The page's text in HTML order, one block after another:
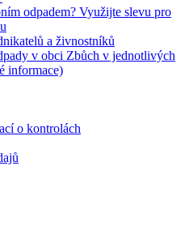
odpadem? Využijte slevu pro
a živnostníků
v obci Zbůch v jednotlivých
informace)
o kontrolách